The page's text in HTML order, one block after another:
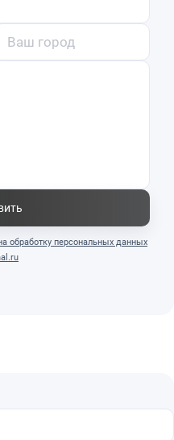
обработку персональных данных